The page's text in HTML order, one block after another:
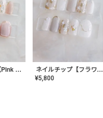
ネイルチップ【Pink Glow Nail】MK-CONA-04 ネイルチップ【フラワーシフォンネイル】MK-CONA-03
¥5,800